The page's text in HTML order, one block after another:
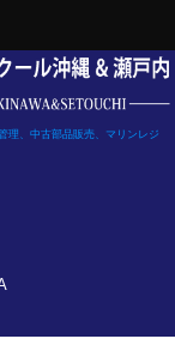
理、中古部品販売、マリンレジ